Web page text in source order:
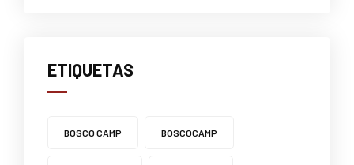
ETIQUETAS
BOSCO CAMP BOSCOCAMP